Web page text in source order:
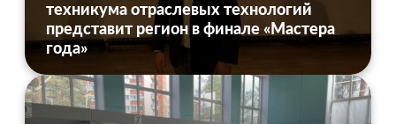
техникума отраслевых технологий
представит регион в финале «Мастера
года»